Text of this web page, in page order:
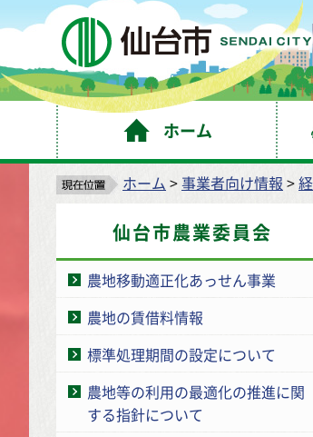
ホーム
ホーム >事業者向け情報 >
仙台市農業委員会
農地移動適正化あっせん事業
農地の賃借料情報
標準処理期間の設定について
農地等の利用の最適化の推進に関
する指針について